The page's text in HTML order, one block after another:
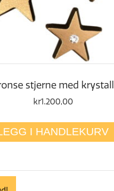
stjerne med krystall
kr1.200,00
I HANDLEKURV